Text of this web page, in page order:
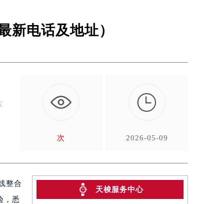
新电话及地址）
次

2026-05-09
整合
，悉
天梭服务中心